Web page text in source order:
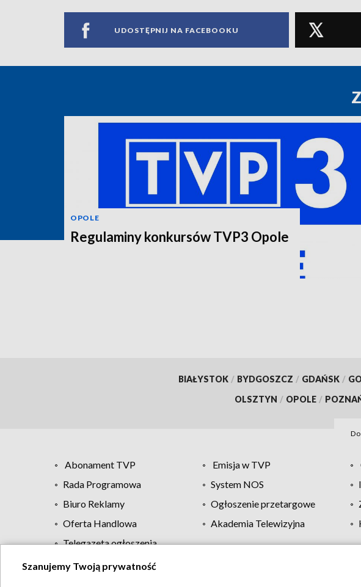
UDOSTĘPNIJ NA FACEBOOKU
OPOLE
Regulaminy konkursów TVP3 Opole
BIAŁYSTOK / BYDGOSZCZ / GDAŃSK /
OLSZTYN / OPOLE /
Abonament TVP Emisja w TVP
Rada Programowa
System NOS
Biuro Reklamy
Ogłoszenie przetargowe
Oferta Handlowa
Akademia Telewizyjna
Telegazeta ogłoszenia
Szanujemy Twoją prywatność